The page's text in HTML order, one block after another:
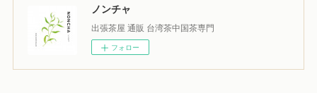
ノンチャ
出張茶屋 通販 台湾茶中国茶専門
フォロー